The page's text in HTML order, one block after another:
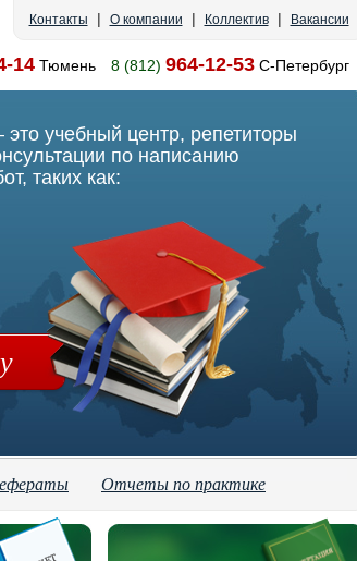
Контакты | О компании | Коллектив| Вакансии
14Тюмень 8 (812) 964-12-53С-Петербург
это учебный центр, репетиторы
по написанию
таких как:
Отчеты по практике